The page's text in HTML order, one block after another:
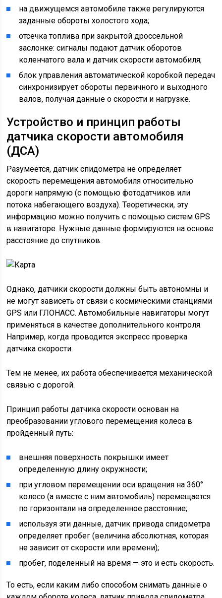
на движущемся автомобиле также регулируются
заданные обороты холостого хода;
отсечка топлива при закрытой дроссельной
заслонке: сигналы подают датчик оборотов
коленчатого вала и датчик скорости автомобиля;
блок управления автоматической коробкой передач
синхронизирует обороты первичного и выходного
валов, получая данные о скорости и нагрузке.
Устройство и принцип работы
датчика скорости автомобиля
(ДСА)
Разумеется, датчик спидометра не определяет
скорость перемещения автомобиля относительно
дороги напрямую (с помощью фотодатчиков или
потока набегающего воздуха). Теоретически, эту
информацию можно получить с помощью систем GPS
в навигаторе. Нужные данные формируются на основе
расстояние до спутников.
Однако, датчики скорости должны быть автономны и
не могут зависеть от связи с космическими станциями
GPS или ГЛОНАСС. Автомобильные навигаторы могут
применяться в качестве дополнительного контроля.
Например, когда проводится экспресс проверка
датчика скорости.
Тем не менее, их работа обеспечивается механической
связью с дорогой.
Принцип работы датчика скорости основан на
преобразовании углового перемещения колеса в
пройденный путь:
внешняя поверхность покрышки имеет
определенную длину окружности;
при угловом перемещении оси вращения на 360°
колесо (а вместе с ним автомобиль) перемещается
по горизонтали на определенное расстояние;
используя эти данные, датчик привода спидометра
определяет пробег (величина абсолютная, которая
не зависит от скорости или времени);
пробег, поделенный на время — это и есть скорость.
То есть, если каким либо способом снимать данные о